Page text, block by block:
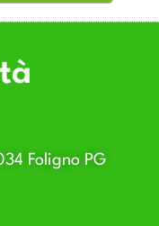
Foligno PG